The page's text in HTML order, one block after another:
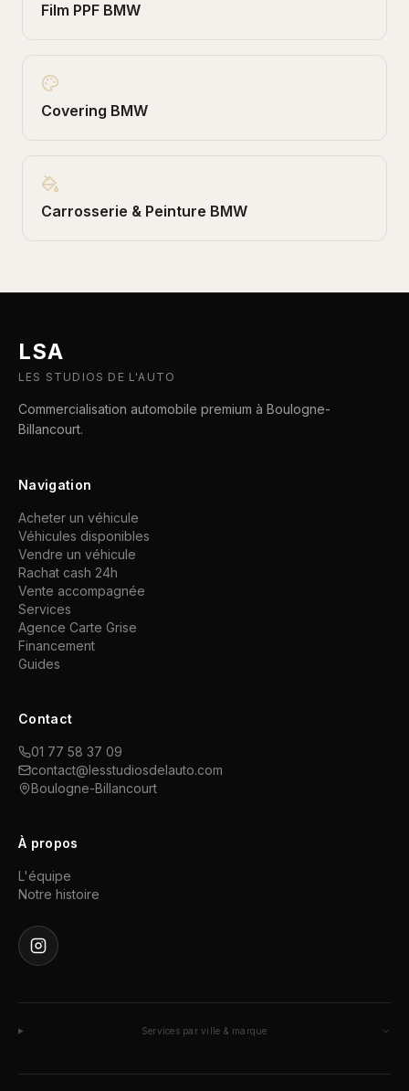
Film PPF BMW
Covering BMW
Carrosserie & Peinture BMW
LSA
LES STUDIOS DE L'AUTO
Commercialisation automobile premium à Boulogne-
Billancourt.
Navigation
Acheter un véhicule
Véhicules disponibles
Vendre un véhicule
Rachat cash 24h
Vente accompagnée
Services
Agence Carte Grise
Financement
Guides
Contact
01 77 58 37 09
contact@lesstudiosdelauto.com
Boulogne-Billancourt
À propos
L'équipe
Notre histoire
Services par ville & marque